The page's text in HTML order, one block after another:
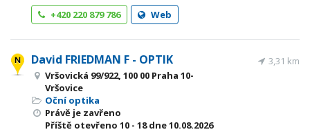
+420 220 879 786
Web
David FRIEDMAN F - OPTIK
Vršovická 99/922, 100 00 Praha 10-
Vršovice
Oční optika
Právě je zavřeno
Příště otevřeno 10 - 18dne 10.08.2026
3,31 km